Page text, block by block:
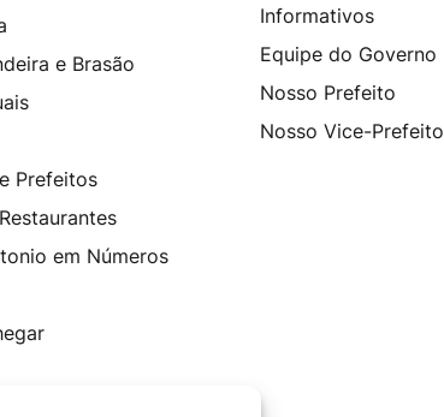
e Brasão
Prefeitos
em Números
Informativos
Equipe do Governo
Nosso Prefeito
Nosso Vice-Prefeito